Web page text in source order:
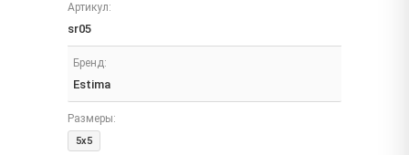
Артикул:
sr05
Бренд:
Estima
Размеры:
5x5